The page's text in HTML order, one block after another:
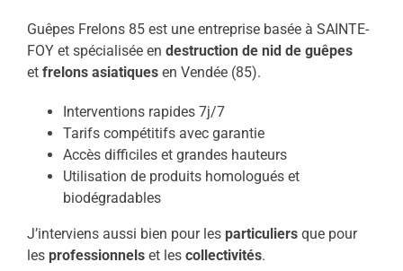
Guêpes Frelons 85 est une entreprise basée à SAINTE-
FOY et spécialisée en destruction de nid de guêpes
et frelons asiatiquesen Vendée (85).
Interventions rapides 7j/7
Tarifs compétitifs avec garantie
Accès difficiles et grandes hauteurs
Utilisation de produits homologués et
biodégradables
J’interviens aussi bien pour les particuliersque pour
les professionnelset les collectivités.